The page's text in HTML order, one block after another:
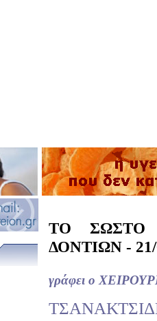
ΤΟ ΣΩΣΤΟ
ΔΟΝΤΙΩΝ - 21/
γράφει ο